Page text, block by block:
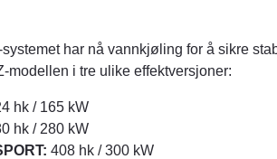
har nå vannkjøling for å sikre
modellen i tre ulike effektversjoner:
hk / 165 kW
hk / 280 kW
408 hk / 300 kW